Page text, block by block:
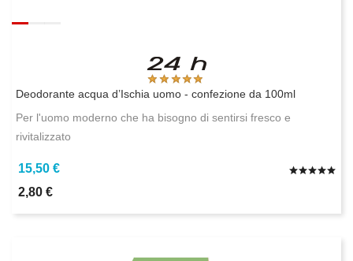
Deodorante acqua d’Ischia uomo - confezione da 100ml
Per l'uomo moderno che ha bisogno di sentirsi fresco e
rivitalizzato
15,50 €
2,80 €